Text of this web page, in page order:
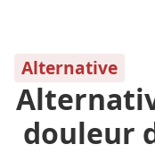
Alternative
douleur